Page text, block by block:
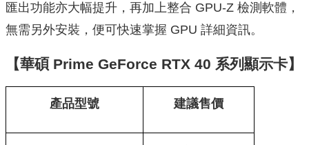
匯出功能亦大幅提升，再加上整合 GPU-Z 檢測軟體，
無需另外安裝，便可快速掌握 GPU 詳細資訊。
【華碩 Prime GeForce RTX 40 系列顯示卡】
產品型號 建議售價